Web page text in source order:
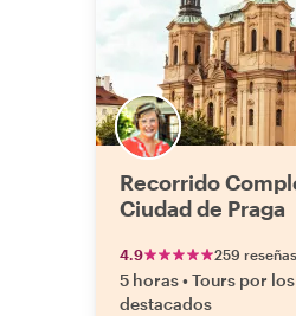
Recorrido
Ciudad de Praga
4.9 259 reseñas
5 horas•Tours por
destacados